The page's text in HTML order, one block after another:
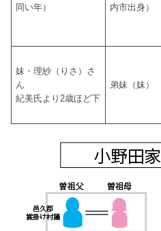
同い年）
内市出身）
妹・理紗（りさ）さ
ん
紀美氏より2歳ほど下
弟妹（妹）